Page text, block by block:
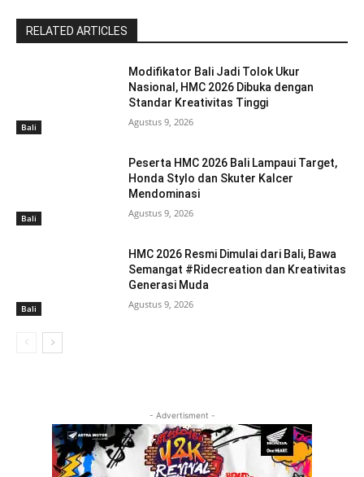
RELATED ARTICLES
Bali
Modifikator Bali Jadi Tolok Ukur
Nasional, HMC 2026 Dibuka dengan
Standar Kreativitas Tinggi
Agustus 9, 2026
Bali
Peserta HMC 2026 Bali Lampaui Target,
Honda Stylo dan Skuter Kalcer
Mendominasi
Agustus 9, 2026
Bali
HMC 2026 Resmi Dimulai dari Bali, Bawa
Semangat #Ridecreation dan Kreativitas
Generasi Muda
Agustus 9, 2026
- Advertisment -